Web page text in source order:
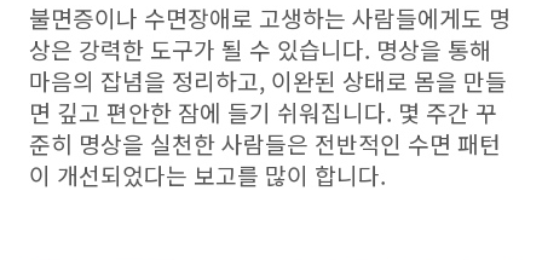
불면증이나 수면장애로 고생하는 사람들에게도 명
상은 강력한 도구가 될 수 있습니다. 명상을 통해
마음의 잡념을 정리하고, 이완된 상태로 몸을 만들
면 깊고 편안한 잠에 들기 쉬워집니다. 몇 주간 꾸
준히 명상을 실천한 사람들은 전반적인 수면 패턴
이 개선되었다는 보고를 많이 합니다.